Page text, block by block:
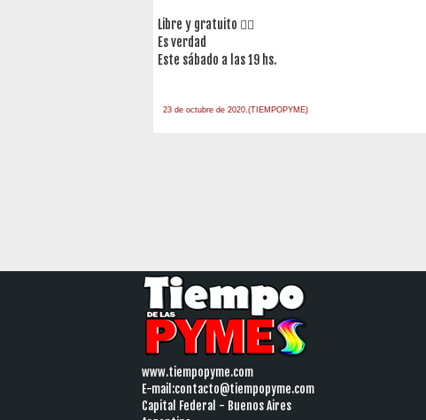
Libre y gratuito 👆🏻
Es verdad
Este sábado a las 19 hs.
23 de octubre de 2020.(TIEMPOPYME)
www.tiempopyme.com
E-mail:contacto@tiempopyme.com
Capital Federal - Buenos Aires